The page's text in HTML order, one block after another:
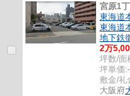
宮原1
東海道
東海道
地下鉄
2万
坪数/面
坪単価:-
敷金/礼
大阪府